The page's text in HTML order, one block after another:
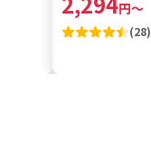
円～
(28)